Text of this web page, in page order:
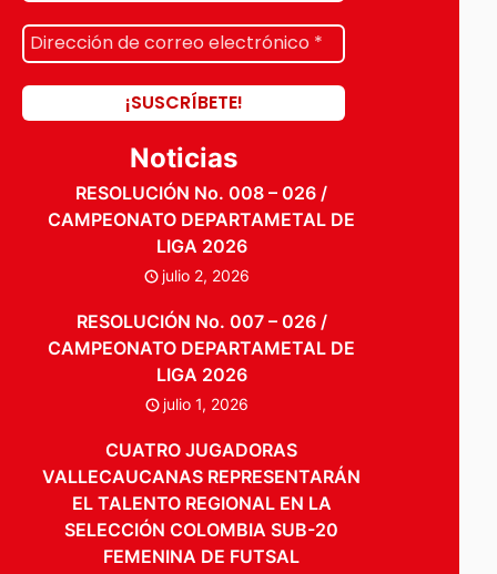
Noticias
RESOLUCIÓN No. 008 – 026 /
CAMPEONATO DEPARTAMETAL DE
LIGA 2026
julio 2, 2026
RESOLUCIÓN No. 007 – 026 /
CAMPEONATO DEPARTAMETAL DE
LIGA 2026
julio 1, 2026
CUATRO JUGADORAS
VALLECAUCANAS REPRESENTARÁN
EL TALENTO REGIONAL EN LA
SELECCIÓN COLOMBIA SUB-20
FEMENINA DE FUTSAL